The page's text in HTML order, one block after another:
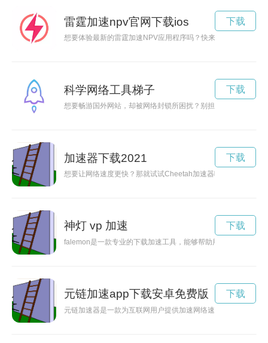
雷霆加速npv官网下载ios
想要体验最新的雷霆加速NPV应用程序吗？快来官网下载最新
下载
科学网络工具梯子
想要畅游国外网站，却被网络封锁所困扰？别担心！现在有许
下载
加速器下载2021
想要让网络速度更快？那就试试Cheetah加速器吧！Cheetah
下载
神灯 vp 加速
falemon是一款专业的下载加速工具，能够帮助用户快速、稳定
下载
元链加速app下载安卓免费版
元链加速器是一款为互联网用户提供加速网络速度的工具，在
下载